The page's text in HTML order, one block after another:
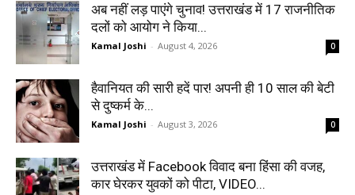
अब नहीं लड़ पाएंगे चुनाव! उत्तराखंड में 17 राजनीतिक
दलों को आयोग ने किया...
Kamal Joshi - August 4, 2026 0
हैवानियत की सारी हदें पार! अपनी ही 10 साल की बेटी
से दुष्कर्म के...
Kamal Joshi - August 3, 2026 0
उत्तराखंड में Facebook विवाद बना हिंसा की वजह,
कार घेरकर युवकों को पीटा, VIDEO...